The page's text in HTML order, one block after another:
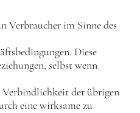
Verbraucher im Sinne des
Diese
selbst wenn
Verbindlichkeit der übrigen
eine wirksame zu